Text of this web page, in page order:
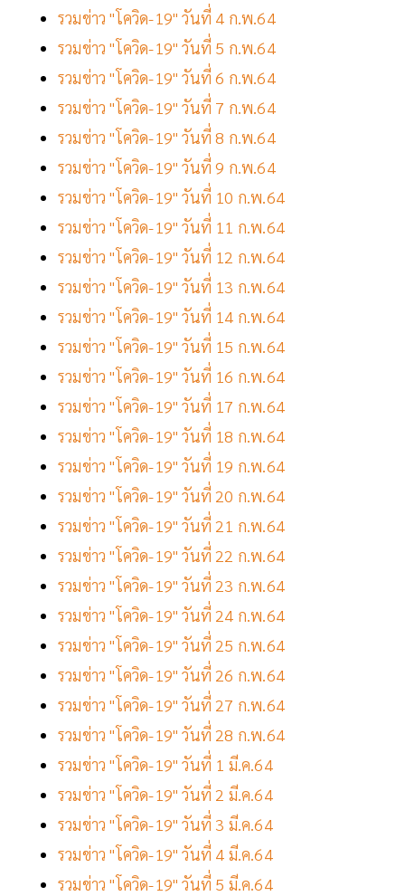
รวมข่าว "โควิด-19" วันที่ 4 ก.พ.64
รวมข่าว "โควิด-19" วันที่ 5 ก.พ.64
รวมข่าว "โควิด-19" วันที่ 6 ก.พ.64
รวมข่าว "โควิด-19" วันที่ 7 ก.พ.64
รวมข่าว "โควิด-19" วันที่ 8 ก.พ.64
รวมข่าว "โควิด-19" วันที่ 9 ก.พ.64
รวมข่าว "โควิด-19" วันที่ 10 ก.พ.64
รวมข่าว "โควิด-19" วันที่ 11 ก.พ.64
รวมข่าว "โควิด-19" วันที่ 12 ก.พ.64
รวมข่าว "โควิด-19" วันที่ 13 ก.พ.64
รวมข่าว "โควิด-19" วันที่ 14 ก.พ.64
รวมข่าว "โควิด-19" วันที่ 15 ก.พ.64
รวมข่าว "โควิด-19" วันที่ 16 ก.พ.64
รวมข่าว "โควิด-19" วันที่ 17 ก.พ.64
รวมข่าว "โควิด-19" วันที่ 18 ก.พ.64
รวมข่าว "โควิด-19" วันที่ 19 ก.พ.64
รวมข่าว "โควิด-19" วันที่ 20 ก.พ.64
รวมข่าว "โควิด-19" วันที่ 21 ก.พ.64
รวมข่าว "โควิด-19" วันที่ 22 ก.พ.64
รวมข่าว "โควิด-19" วันที่ 23 ก.พ.64
รวมข่าว "โควิด-19" วันที่ 24 ก.พ.64
รวมข่าว "โควิด-19" วันที่ 25 ก.พ.64
รวมข่าว "โควิด-19" วันที่ 26 ก.พ.64
รวมข่าว "โควิด-19" วันที่ 27 ก.พ.64
รวมข่าว "โควิด-19" วันที่ 28 ก.พ.64
รวมข่าว "โควิด-19" วันที่ 1 มี.ค.64
รวมข่าว "โควิด-19" วันที่ 2 มี.ค.64
รวมข่าว "โควิด-19" วันที่ 3 มี.ค.64
รวมข่าว "โควิด-19" วันที่ 4 มี.ค.64
รวมข่าว "โควิด-19" วันที่ 5 มี.ค.64